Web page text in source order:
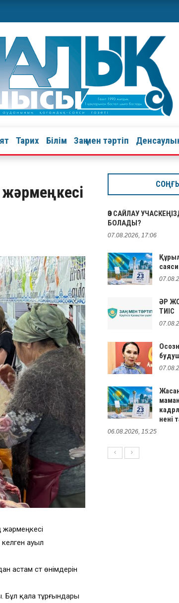
Тарих Білім Заң мен тәртіп
жәрмеңкесі
ауыл
астам сүт өнімдерін
Бұл қала тұрғындары
ӨЗ САЙЛАУ
БОЛАДЫ?
07.08.2026, 17:06
ӘР
ТИІС
нені
06.08.2026, 15:25